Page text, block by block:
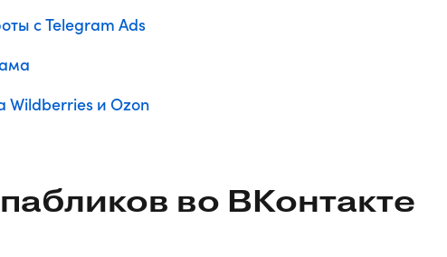
с Telegram Ads
Wildberries и Ozon
во ВКонтакте